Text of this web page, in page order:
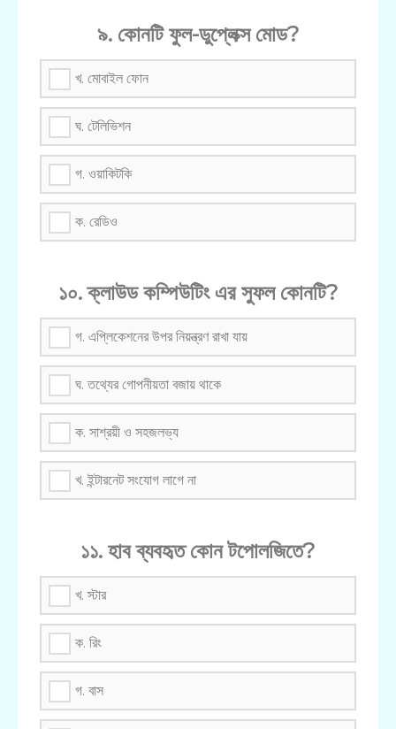
৯. কোনটি ফুল-ডুপ্লেক্স মোড?
খ. মোবাইল ফোন
ঘ. টেলিভিশন
গ. ওয়াকিটকি
ক. রেডিও
১০. ক্লাউড কম্পিউটিং এর সুফল কোনটি?
গ. এপ্লিকেশনের উপর নিয়ন্ত্রণ রাখা যায়
ঘ. তথ্যের গোপনীয়তা বজায় থাকে
ক. সাশ্রয়ী ও সহজলভ্য
খ. ইন্টারনেট সংযোগ লাগে না
১১. হাব ব্যবহৃত কোন টপোলজিতে?
খ. স্টার
ক. রিং
গ. বাস